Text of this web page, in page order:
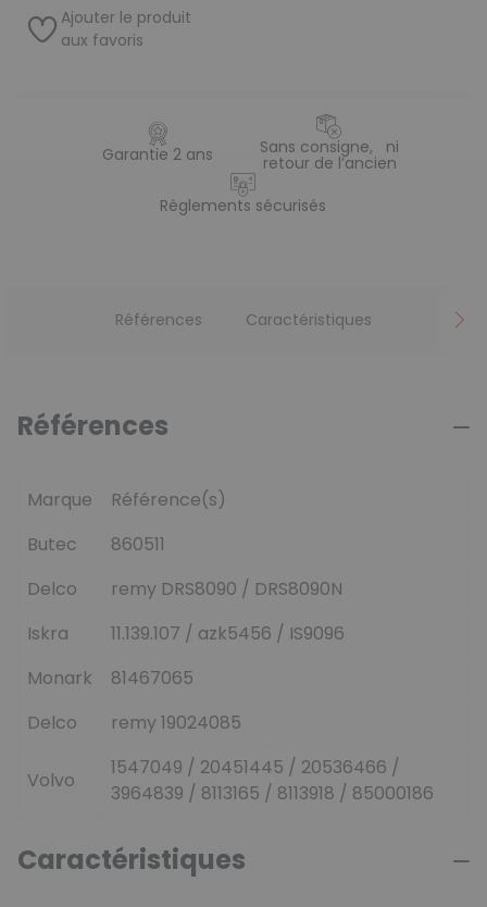
Ajouter le produit
aux favoris
Garantie 2 ans Sans consigne, ni
retour de l’ancien
Règlements sécurisés
Références Caractéristiques
Références
Marque
Référence(s)
Butec
860511
Delco
remy DRS8090 / DRS8090N
Iskra
11.139.107 / azk5456 / IS9096
Monark
81467065
Delco
remy 19024085
Volvo
1547049 / 20451445 / 20536466 /
3964839 / 8113165 / 8113918 / 85000186
Caractéristiques